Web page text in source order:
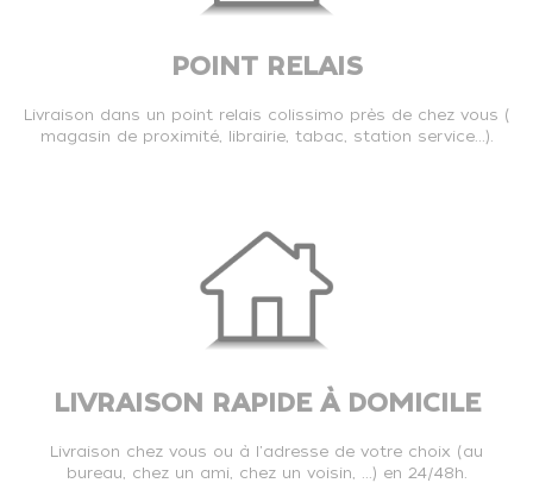
POINT RELAIS
Livraison dans un point relais colissimo près de chez vous (
magasin de proximité, librairie, tabac, station service...).
LIVRAISON RAPIDE À DOMICILE
Livraison chez vous ou à l'adresse de votre choix (au
bureau, chez un ami, chez un voisin, ...) en 24/48h.